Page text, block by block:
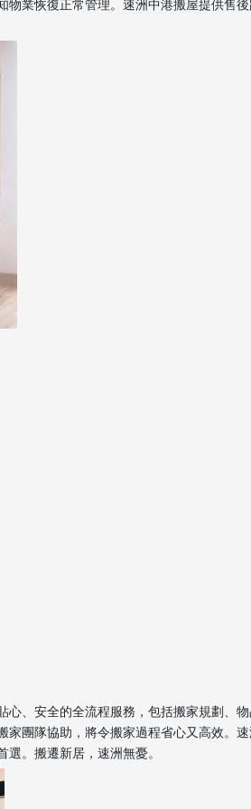
業恢復正常管理。速洲中港搬屋提供售
、安全的全流程服務，包括搬家規劃、
團隊協助，將令搬家過程省心又高效。
。搬遷新居，速洲無憂。